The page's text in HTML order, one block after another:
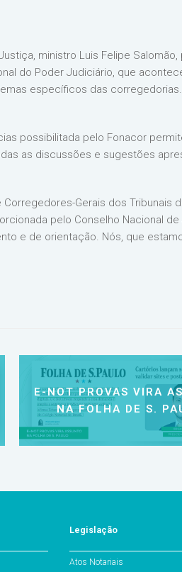
ministro Luis Felipe
do Poder Judiciário, que
específicos das
possibilitada pelo Fonacor
as discussões e sugestões
Gerais dos Tribunais
pelo Conselho Nacional
e de orientação. Nós, que
E-NOT PROVAS VIRA
NA FOLHA DE S.
Legislação
Atos Notariais